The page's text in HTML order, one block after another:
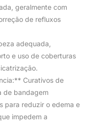
geralmente com
de refluxos
adequada,
e uso de coberturas
Curativos de
de bandagem
para reduzir o edema e
impedem a